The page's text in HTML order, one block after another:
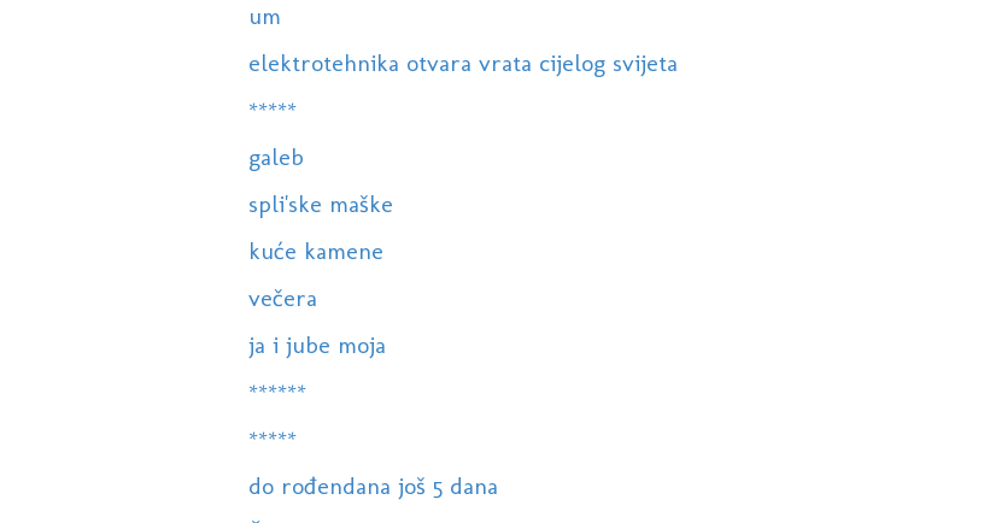
um
elektrotehnika otvara vrata cijelog svijeta
*****
galeb
spli'ske maške
kuće kamene
večera
ja i jube moja
******
*****
do rođendana još 5 dana